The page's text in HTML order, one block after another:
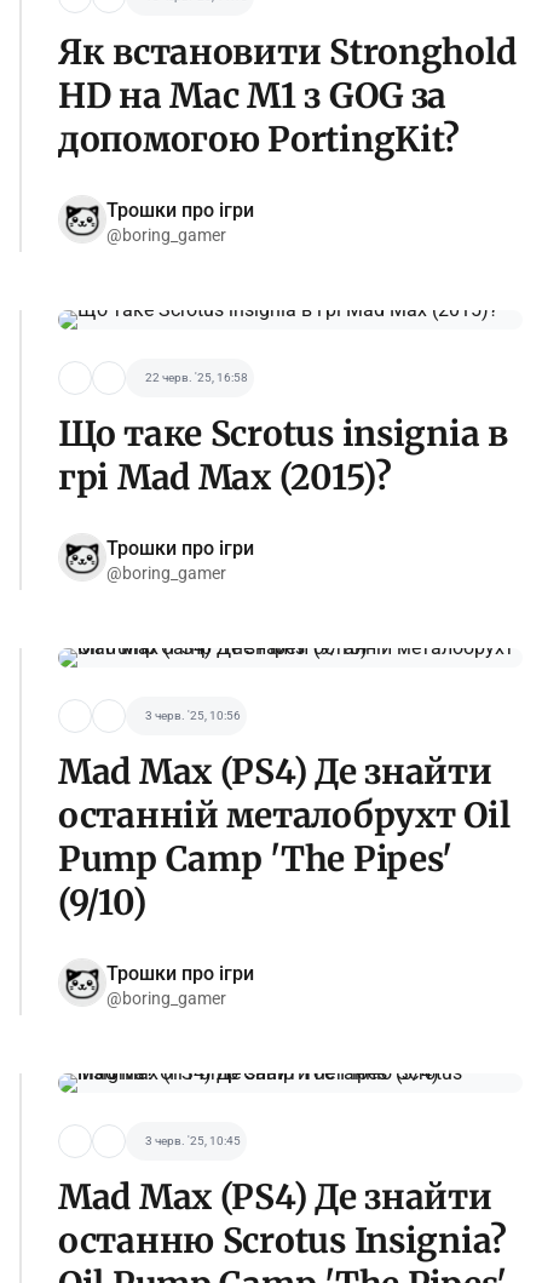
Як встановити Stronghold
HD на Mac M1 з GOG за
допомогою PortingKit?
Трошки про ігри
@boring_gamer
22 черв. '25, 16:58
Що таке Scrotus insignia в
грі Mad Max (2015)?
Трошки про ігри
@boring_gamer
3 черв. '25, 10:56
Mad Max (PS4) Де знайти
останній металобрухт Oil
Pump Camp 'The Pipes'
(9/10)
Трошки про ігри
@boring_gamer
3 черв. '25, 10:45
Mad Max (PS4) Де знайти
останню Scrotus Insignia?